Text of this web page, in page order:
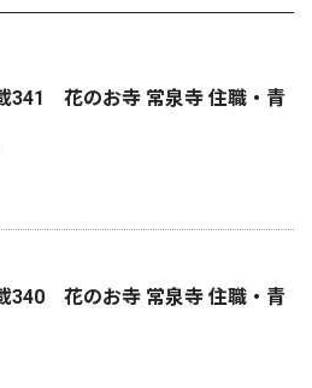
341 花のお寺 常泉寺 住職・青
340 花のお寺 常泉寺 住職・青